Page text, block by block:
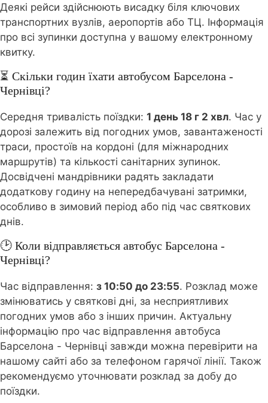
Деякі рейси здійснюють висадку біля ключових
транспортних вузлів, аеропортів або ТЦ. Інформація
про всі зупинки доступна у вашому електронному
квитку.
⏳ Скільки годин їхати автобусом Барселона -
Чернівці?
Середня тривалість поїздки: 1 день 18 г 2 хвл. Час у
дорозі залежить від погодних умов, завантаженості
траси, простоїв на кордоні (для міжнародних
маршрутів) та кількості санітарних зупинок.
Досвідчені мандрівники радять закладати
додаткову годину на непередбачувані затримки,
особливо в зимовий період або під час святкових
днів.
🕑 Коли відправляється автобус Барселона -
Чернівці?
Час відправлення: з 10:50 до 23:55. Розклад може
змінюватись у святкові дні, за несприятливих
погодних умов або з інших причин. Актуальну
інформацію про час відправлення автобуса
Барселона - Чернівці завжди можна перевірити на
нашому сайті або за телефоном гарячої лінії. Також
рекомендуємо уточнювати розклад за добу до
поїздки.